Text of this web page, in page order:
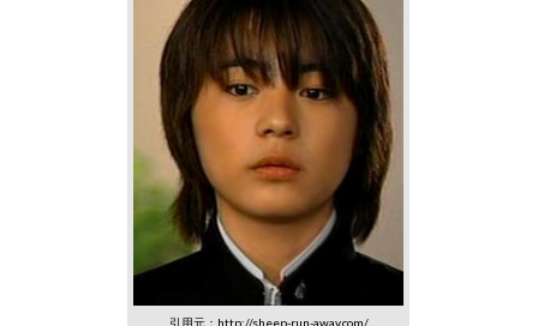
引用元：http://sheep-run-away.com/